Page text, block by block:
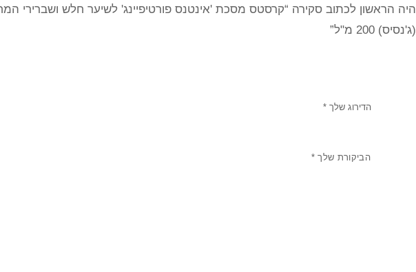
היה הראשון לכתוב סקירה “קרסטס מסכת 'אינטנס פורטיפיינג' לשיער חלש ושברירי
(ג'נסיס) 200 מ"ל”
הדירוג שלך *